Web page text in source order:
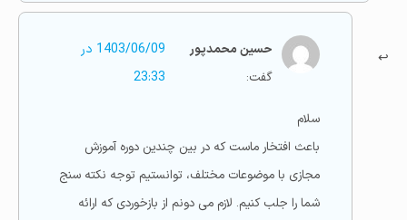
حسین محمدپور
گفت:
1403/06/09 در
23:33
سلام
باعث افتخار ماست که در بین چندین دوره آموزش
مجازی با موضوعات مختلف، توانستیم توجه نکته سنج
شما را جلب کنیم. لازم می دونم از بازخوردی که ارائه